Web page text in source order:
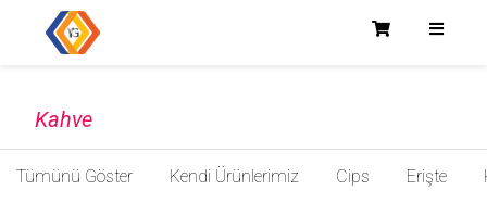
Kahve
Tümünü Göster Kendi Ürünlerimiz Cips Erişte